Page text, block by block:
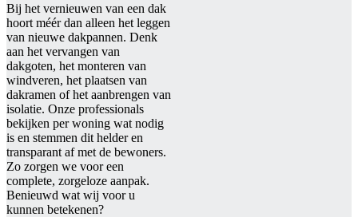
Bij het vernieuwen van een dak
hoort méér dan alleen het leggen
van nieuwe dakpannen. Denk
aan het vervangen van
dakgoten, het monteren van
windveren, het plaatsen van
dakramen of het aanbrengen van
isolatie. Onze professionals
bekijken per woning wat nodig
is en stemmen dit helder en
transparant af met de bewoners.
Zo zorgen we voor een
complete, zorgeloze aanpak.
Benieuwd wat wij voor u
kunnen betekenen?